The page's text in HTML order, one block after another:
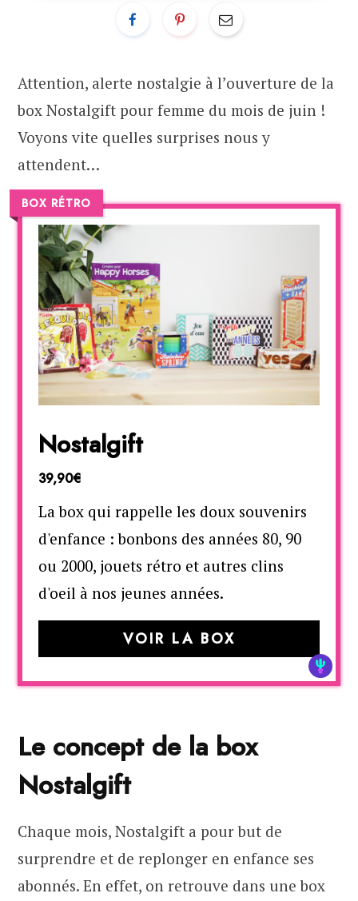
Attention, alerte nostalgie à l’ouverture de la
box Nostalgift pour femme du mois de juin !
Voyons vite quelles surprises nous y
attendent…
BOX RÉTRO
Nostalgift
39,90€
La box qui rappelle les doux souvenirs
d'enfance : bonbons des années 80, 90
ou 2000, jouets rétro et autres clins
d'oeil à nos jeunes années.
VOIR LA BOX
Le concept de la box
Nostalgift
Chaque mois, Nostalgift a pour but de
surprendre et de replonger en enfance ses
abonnés. En effet, on retrouve dans une box